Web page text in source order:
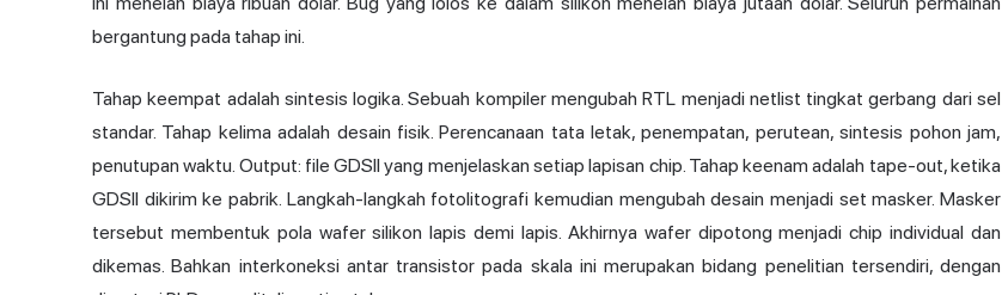
bergantung pada tahap ini.
Tahap keempat adalah sintesis logika. Sebuah kompiler mengubah RTL menjadi netlist tingkat gerbang dari sel
standar. Tahap kelima adalah desain fisik. Perencanaan tata letak, penempatan, perutean, sintesis pohon jam,
penutupan waktu. Output: file GDSII yang menjelaskan setiap lapisan chip. Tahap keenam adalah tape-out, ketika
GDSII dikirim ke pabrik. Langkah-langkah fotolitografi kemudian mengubah desain menjadi set masker. Masker
tersebut membentuk pola wafer silikon lapis demi lapis. Akhirnya wafer dipotong menjadi chip individual dan
dikemas. Bahkan interkoneksi antar transistor pada skala ini merupakan bidang penelitian tersendiri, dengan